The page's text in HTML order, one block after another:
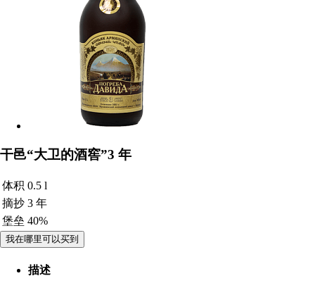
干邑“大卫的酒窖”3 年
体积 0.5 l
摘抄 3 年
堡垒 40%
我在哪里可以买到
描述